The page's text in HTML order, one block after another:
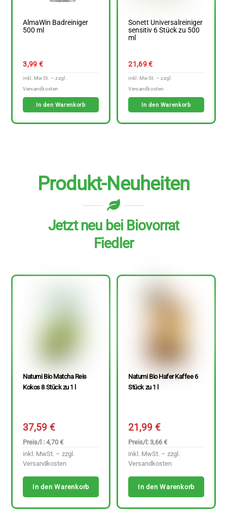
AlmaWin Badreiniger
500 ml
3,99 €
In den Warenkorb
Sonett Universalreiniger
sensitiv 6 Stück zu 500
ml
21,69€
In den Warenkorb
Produkt-Neuheiten
Jetzt neu bei Biovorrat
Fiedler
Natumi Bio Matcha Reis
Kokos 8 Stück zu 1 l
37,59€
Preis/l : 4,70 €
inkl. MwSt. – zzgl.
Versandkosten
In den Warenkorb
Natumi Bio Hafer Kaffee 6
Stück zu 1 l
21,99€
Preis/l: 3,66 €
inkl. MwSt. – zzgl.
Versandkosten
In den Warenkorb